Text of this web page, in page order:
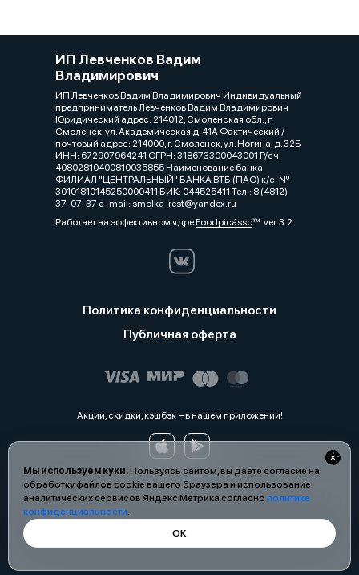
Мы используем куки.Пользуясь сайтом, вы даёте согласие на
обработку файлов cookie вашего браузера и использование
аналитических сервисов Яндекс Метрика согласно политике
конфиденциальности.
ОК
ИП Левченков Вадим
Владимирович
ИП Левченков Вадим Владимирович Индивидуальный
предприниматель Левченков Вадим Владимирович
Юридический адрес: 214012, Смоленская обл., г.
Смоленск, ул. Академическая д. 41А Фактический /
почтовый адрес: 214000, г. Смоленск, ул. Ногина, д. 32Б
ИНН: 672907964241 ОГРН: 318673300043001 Р/сч.
40802810400810035855 Наименование банка
ФИЛИАЛ "ЦЕНТРАЛЬНЫЙ" БАНКА ВТБ (ПАО) к/c: Nº
30101810145250000411 БИК: 044525411 Тел.: 8 (4812)
37-07-37 e- mail: smolka-rest@yandex.ru
Работает на эффективном ядреFoodpicássover. 3.2
Политика конфиденциальности
Публичная оферта
Акции, скидки, кэшбэк − в нашем приложении!